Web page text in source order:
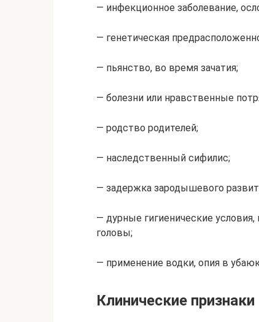
— инфекционное заболевание,
— генетическая
— пьянство, во время зачатия;
— болезни или нравственные
— родство родителей;
— наследственный сифилис;
— задержка зародышевого
— дурные гигиенические
головы;
— применение водки, опия в
Клинические признаки